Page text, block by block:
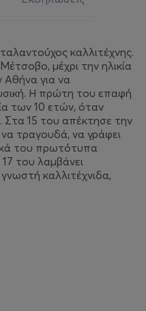
καλλιτέχνης.
μέχρι την ηλικία
Αθήνα για να
Η πρώτη του επαφή
των 10 ετών, όταν
Στα 15 του απέκτησε την
τραγουδά, να γράφει
του πρωτότυπα
του λαμβάνει
καλλιτέχνιδα,